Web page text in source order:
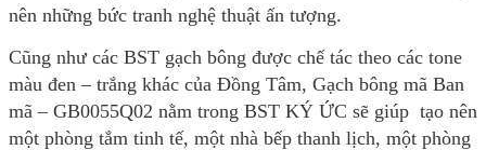
nên những bức tranh nghệ thuật ấn tượng.
Cũng như các BST gạch bông được chế tác theo các tone
màu đen – trắng khác của Đồng Tâm, Gạch bông mã Ban
mã – GB0055Q02 nằm trong BST KÝ ỨC sẽ giúp tạo nên
một phòng tắm tinh tế, một nhà bếp thanh lịch, một phòng